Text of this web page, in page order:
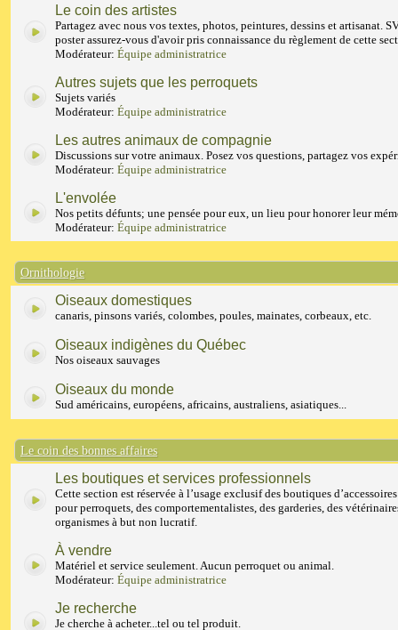
Le coin des artistes
Partagez avec nous vos textes, photos, peintures, dessins et artisanat.
poster assurez-vous d'avoir pris connaissance du règlement de cette
Modérateur: Équipe administratrice
Autres sujets que les perroquets
Sujets variés
Modérateur: Équipe administratrice
Les autres animaux de compagnie
Discussions sur votre animaux. Posez vos questions, partagez vos
Modérateur: Équipe administratrice
L'envolée
Nos petits défunts; une pensée pour eux, un lieu pour honorer leur
Modérateur: Équipe administratrice
Ornithologie
Oiseaux domestiques
canaris, pinsons variés, colombes, poules, mainates, corbeaux, etc.
Oiseaux indigènes du Québec
Nos oiseaux sauvages
Oiseaux du monde
Sud américains, européens, africains, australiens, asiatiques...
Le coin des bonnes affaires
Les boutiques et services professionnels
Cette section est réservée à l’usage exclusif des boutiques
pour perroquets, des comportementalistes, des garderies, des
organismes à but non lucratif.
À vendre
Matériel et service seulement. Aucun perroquet ou animal.
Modérateur: Équipe administratrice
Je recherche
Je cherche à acheter...tel ou tel produit.